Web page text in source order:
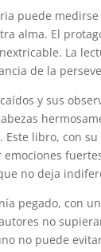
puede
alma. El
La
de la
y sus
libro, con
no deja
pegado, con
no
no puede